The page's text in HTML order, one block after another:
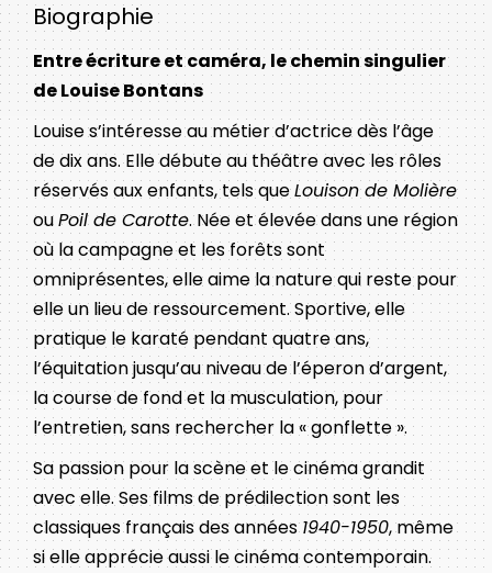
Biographie
Entre écriture et caméra, le chemin singulier
de Louise Bontans
Louise s’intéresse au métier d’actrice dès l’âge
de dix ans. Elle débute au théâtre avec les rôles
réservés aux enfants, tels queLouison de Molière
ouPoil de Carotte. Née et élevée dans une région
où la campagne et les forêts sont
omniprésentes, elle aime la nature qui reste pour
elle un lieu de ressourcement. Sportive, elle
pratique le karaté pendant quatre ans,
l’équitation jusqu’au niveau de l’éperon d’argent,
la course de fond et la musculation, pour
l’entretien, sans rechercher la « gonflette ».
Sa passion pour la scène et le cinéma grandit
avec elle. Ses films de prédilection sont les
classiques français des années1940-1950, même
si elle apprécie aussi le cinéma contemporain.